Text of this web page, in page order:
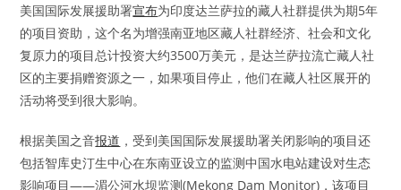
美国国际发展援助署宣布为印度达兰萨拉的藏人社群提供为期5年
的项目资助，这个名为增强南亚地区藏人社群经济、社会和文化
复原力的项目总计投资大约3500万美元，是达兰萨拉流亡藏人社
区的主要捐赠资源之一，如果项目停止，他们在藏人社区展开的
活动将受到很大影响。
根据美国之音报道 ，受到美国国际发展援助署关闭影响的项目还
包括智库史汀生中心在东南亚设立的监测中国水电站建设对生态
影响项目——湄公河水坝监测(Mekong Dam Monitor)，该项目